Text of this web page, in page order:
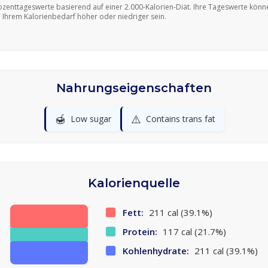
basierend auf einer 2.000-Kalorien-Diät. Ihre Tageswerte
Ihrem Kalorienbedarf höher oder niedriger sein.
Nahrungseigenschaften
🍯 Low sugar ⚠️ Contains trans fat
Kalorienquelle
Fett: 211 cal (39.1%)
Protein: 117 cal (21.7%)
Kohlenhydrate: 211 cal (39.1%)